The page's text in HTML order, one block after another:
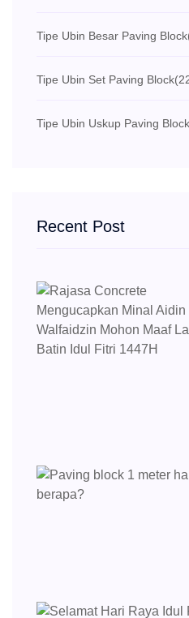
Tipe Ubin Besar Paving Block
Tipe Ubin Set Paving Block
Tipe Ubin Uskup Paving Block
Recent Post